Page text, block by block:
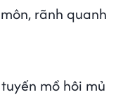
rãnh quanh
mồ hôi mủ